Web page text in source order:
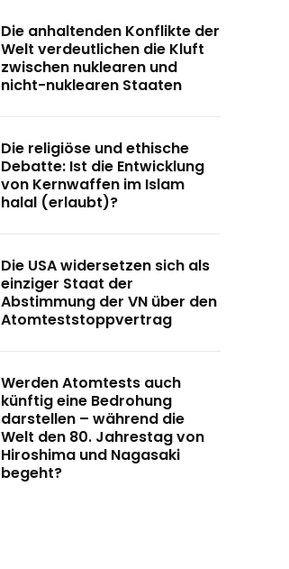
Die anhaltenden Konflikte der
Welt verdeutlichen die Kluft
zwischen nuklearen und
nicht-nuklearen Staaten
Die religiöse und ethische
Debatte: Ist die Entwicklung
von Kernwaffen im Islam
halal (erlaubt)?
Die USA widersetzen sich als
einziger Staat der
Abstimmung der VN über den
Atomteststoppvertrag
Werden Atomtests auch
künftig eine Bedrohung
darstellen – während die
Welt den 80. Jahrestag von
Hiroshima und Nagasaki
begeht?